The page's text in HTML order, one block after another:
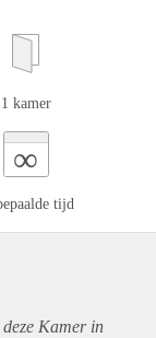
1 kamer
∞
tijd
Kamer in